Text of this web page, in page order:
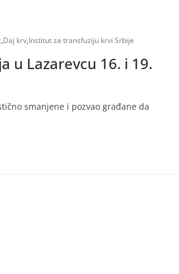
,Daj krv,Institut za transfuziju krvi Srbije
u Lazarevcu 16. i 19.
smanjene i pozvao građane da